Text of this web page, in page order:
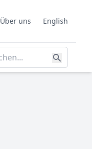
Über uns English